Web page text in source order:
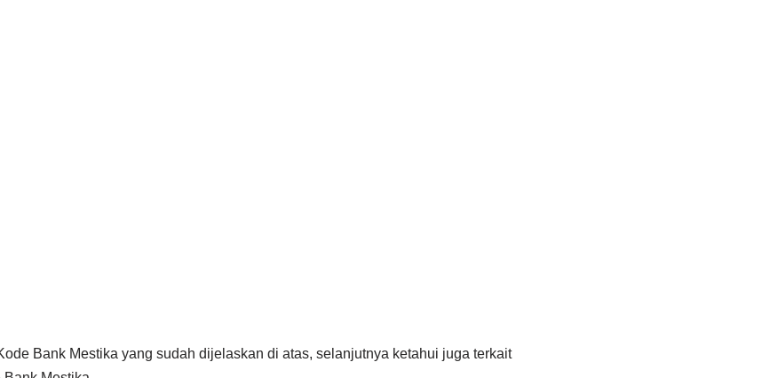
Bank Mestika yang sudah dijelaskan di atas, selanjutnya ketahui juga terkait